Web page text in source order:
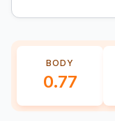
BODY
0.77